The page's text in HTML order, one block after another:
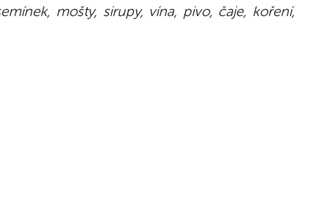
mošty, sirupy, vína, pivo, čaje, koření,